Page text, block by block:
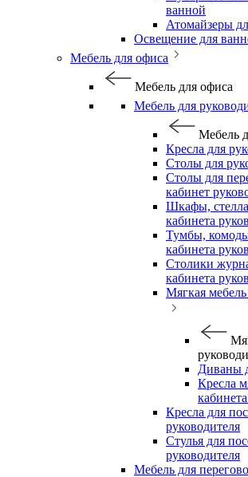
ванной
Атомайзеры
Освещение для
Мебель для офиса
Мебель для офиса
Мебель для
Мебель
Кресла для
Столы для
Столы для
кабинет
Шкафы,
кабинета
Тумбы,
кабинета
Столики
кабинета
Мягкая
Диваны
Кресла
Кресла для
руководителя
Стулья для
руководителя
Мебель для